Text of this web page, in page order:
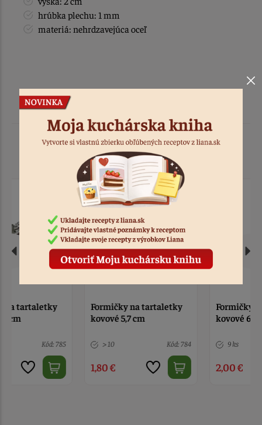
hrúbka plechu: 1 mm
materiá: nehrdzavejúca oceľ
Podobné produkty
Formičky na tartaletky
> 10 Kód: 784
1,80 €
Formičky na tartaletky
9 ks Kód: 783
2,00 €